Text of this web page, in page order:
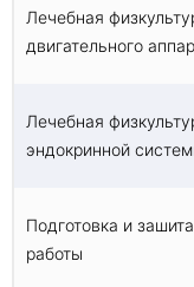
Лечебная
двигательного
Лечебная
эндокринной
Подготовка и
работы